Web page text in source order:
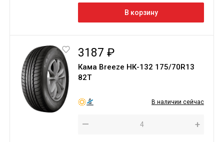
В корзину
3187 ₽
Кама Breeze НК-132 175/70R13
82T
В наличии сейчас
— +